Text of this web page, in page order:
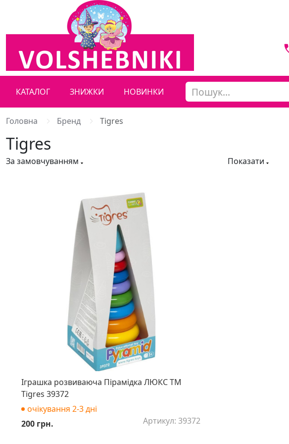
КАТАЛОГ ЗНИЖКИ НОВИНКИ
Головна Бренд Tigres
Tigres
За замовчуванням Показати
Іграшка розвиваюча Пірамідка ЛЮКС ТМ
Tigres 39372
очікування 2-3 дні
Артикул: 39372
200 грн.